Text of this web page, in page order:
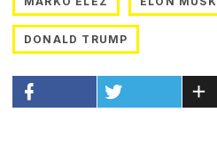
DONALD TRUMP